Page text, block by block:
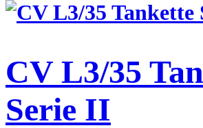
CV L3/35
Serie II